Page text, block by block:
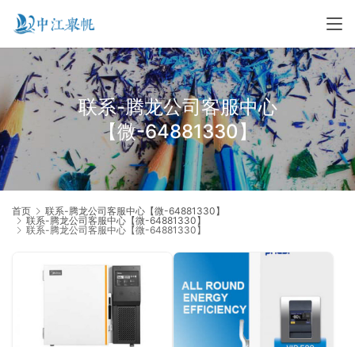
联系-腾龙公司客服中心
【微-64881330】
首页
联系-腾龙公司客服中心【微-64881330】
联系-腾龙公司客服中心【微-64881330】
联系-腾龙公司客服中心【微-64881330】